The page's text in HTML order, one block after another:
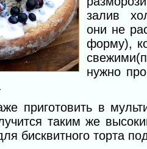
залив
они не
форму),
нужно
приготовить в
таким же
бисквитного торта